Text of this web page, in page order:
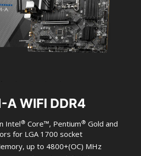
A WIFI DDR4
Intel® Core™, Pentium® Gold and
for LGA 1700 socket
up to 4800+(OC) MHz